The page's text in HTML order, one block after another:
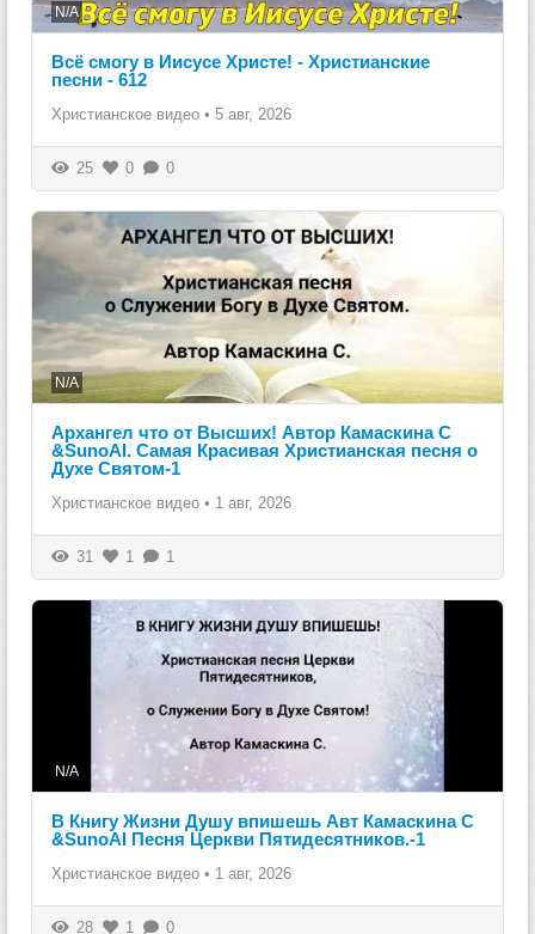
N/A
Всё смогу в Иисусе Христе! - Христианские
песни - 612
Христианское видео • 5 авг, 2026
25 0 0
N/A
Архангел что от Высших! Автор Камаскина С
&SunoAI. Самая Красивая Христианская песня о
Духе Святом-1
Христианское видео • 1 авг, 2026
31 1 1
N/A
В Книгу Жизни Душу впишешь Авт Камаскина С
&SunoAI Песня Церкви Пятидесятников.-1
Христианское видео • 1 авг, 2026
28 1 0